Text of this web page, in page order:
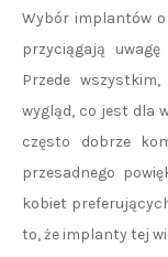
Wybór implantów
przyciągają
Przede
wygląd, co jest dla
często dobrze
przesadnego
kobiet
to, że implanty tej